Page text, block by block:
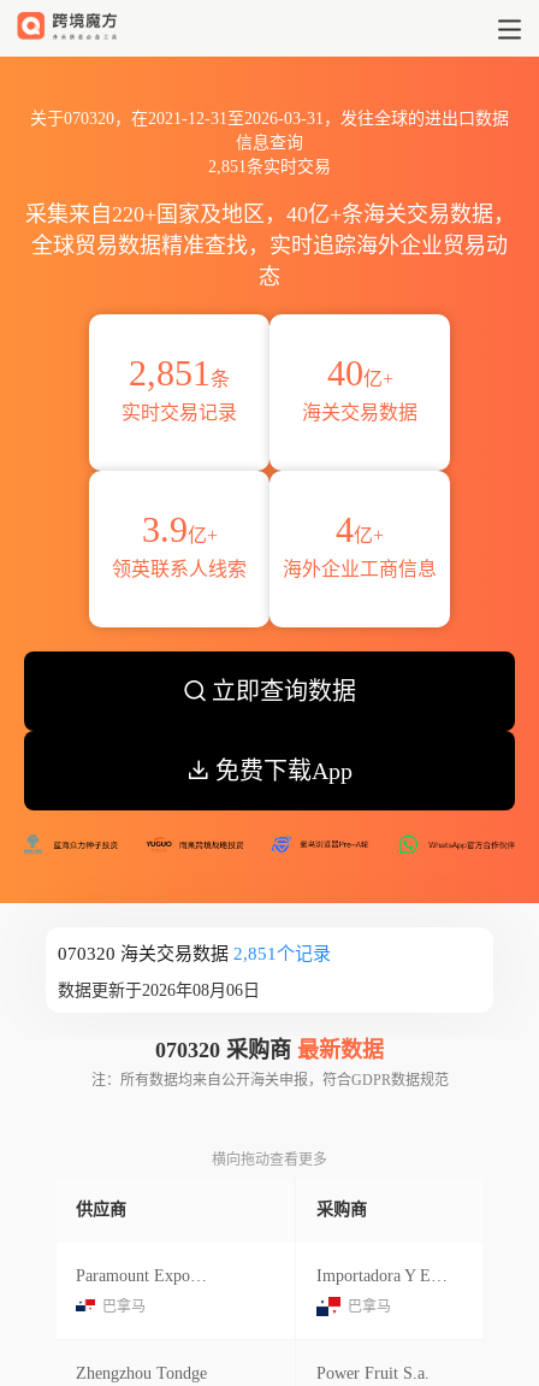
关于070320，在2021-12-31至2026-03-31，发往全球的进出口数据
信息查询
2,851条实时交易
采集来自220+国家及地区，40亿+条海关交易数据，
全球贸易数据精准查找，实时追踪海外企业贸易动
态
2,851 条
实时交易记录
40亿+
海关交易数据
3.9亿+
领英联系人线索
4亿+
海外企业工商信息
立即查询数据
免费下载App
070320 海关交易数据 2,851个记录
数据更新于2026年08月06日
070320 采购商 最新数据
注：所有数据均来自公开海关申报，符合GDPR数据规范
横向拖动查看更多
供应商 采购商
Paramount Export Co
巴拿马
Importadora Y Exp Hermanos Gago S.a.
巴拿马
Zhengzhou Tondge Power Fruit S.a.